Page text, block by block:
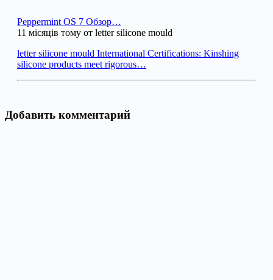
Peppermint OS 7 Обзор…
11 місяців тому от letter silicone mould
letter silicone mould International Certifications: Kinshing
silicone products meet rigorous…
Добавить комментарий